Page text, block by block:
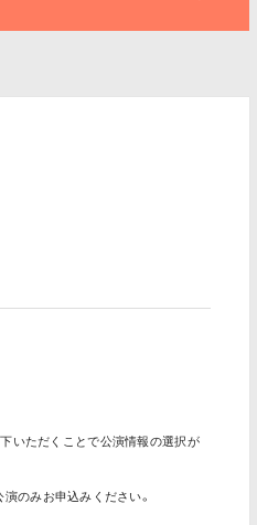
下いただくことで公演情報の選択が
のみお申込みください。